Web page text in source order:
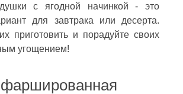
с ягодной начинкой - это
для завтрака или десерта.
приготовить и порадуйте своих
угощением!